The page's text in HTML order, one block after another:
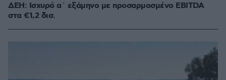
ΔΕΗ: Ισχυρό α΄ εξάμηνο με προσαρμοσμένο EBITDA
στα €1,2 δισ.